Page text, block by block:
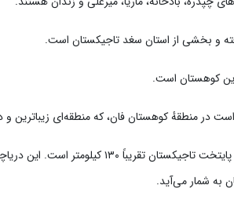
و بخشی از استان سغد تاجیکستان است.
کوهستان است.
است در منطقهٔ کوهستان فان، که منطقه‌ای
به ‌شمار می‌آید.